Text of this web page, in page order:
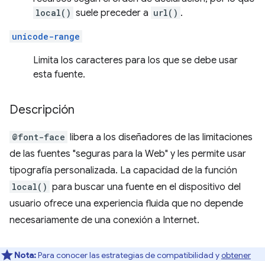
local() suele preceder a url() .
unicode-range
Limita los caracteres para los que se debe usar
esta fuente.
Descripción
@font-face libera a los diseñadores de las limitaciones
de las fuentes "seguras para la Web" y les permite usar
tipografía personalizada. La capacidad de la función
local() para buscar una fuente en el dispositivo del
usuario ofrece una experiencia fluida que no depende
necesariamente de una conexión a Internet.
Nota:Para conocer las estrategias de compatibilidad yobtener